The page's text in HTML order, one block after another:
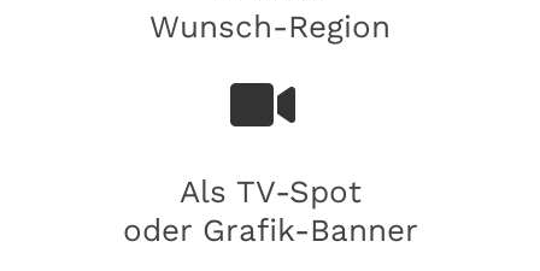
Wunsch-Region
Als TV-Spot
oder Grafik-Banner